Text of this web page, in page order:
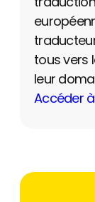
tous vers
leur
Accéder